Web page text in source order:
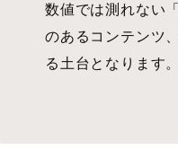
数値では測れない
のあるコンテンツ
る土台となります。